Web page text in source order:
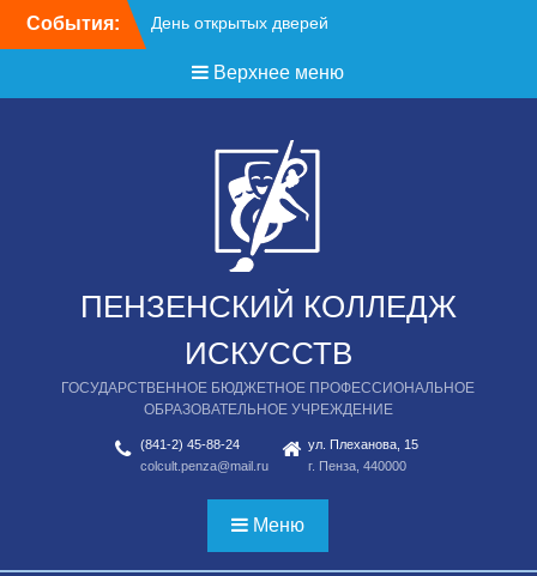
События: День открытых дверей
Верхнее меню
ПЕНЗЕНСКИЙ КОЛЛЕДЖ
ИСКУССТВ
ГОСУДАРСТВЕННОЕ БЮДЖЕТНОЕ ПРОФЕССИОНАЛЬНОЕ
ОБРАЗОВАТЕЛЬНОЕ УЧРЕЖДЕНИЕ
(841-2) 45-88-24
colcult.penza@mail.ru
ул. Плеханова, 15
г. Пенза, 440000
Меню